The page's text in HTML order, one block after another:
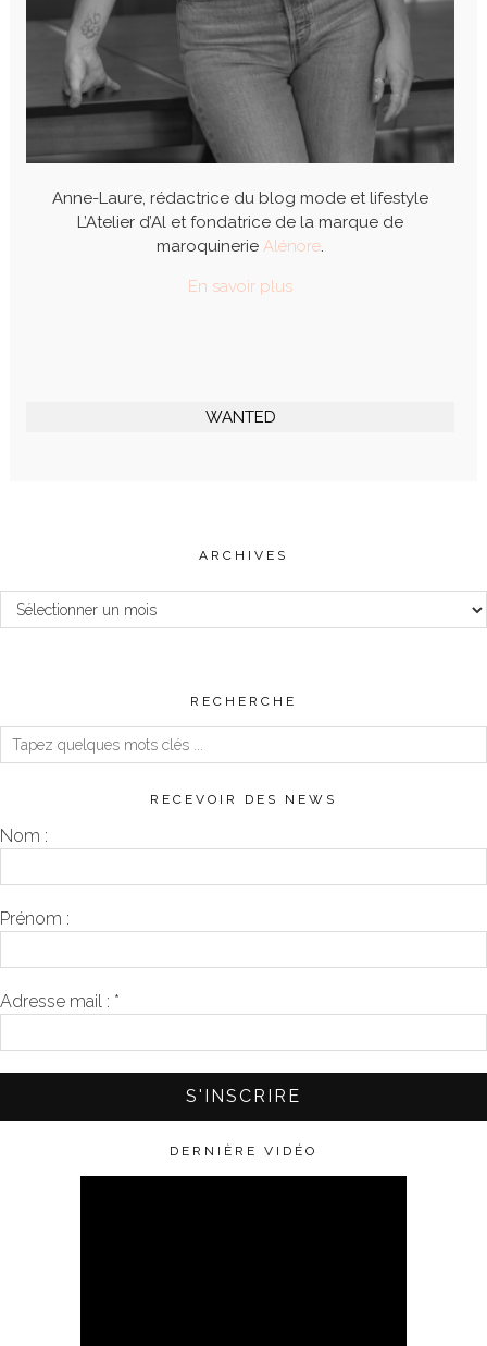
Anne-Laure, rédactrice du blog mode et lifestyle
L’Atelier d’Al et fondatrice de la marque de
maroquinerie Alénore.
En savoir plus
WANTED
ARCHIVES
Archives
RECHERCHE
RECEVOIR DES NEWS
Nom :
Prénom :
Adresse mail : *
DERNIÈRE VIDÉO